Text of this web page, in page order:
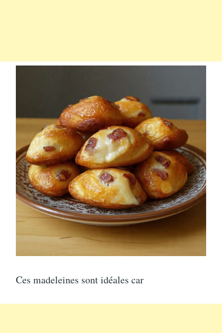
Ces madeleines sont idéales car